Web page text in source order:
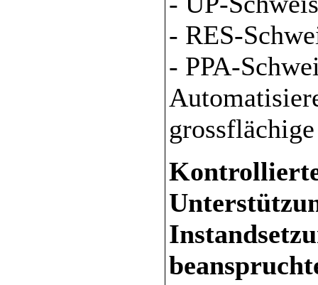
- RES-
- PPA-